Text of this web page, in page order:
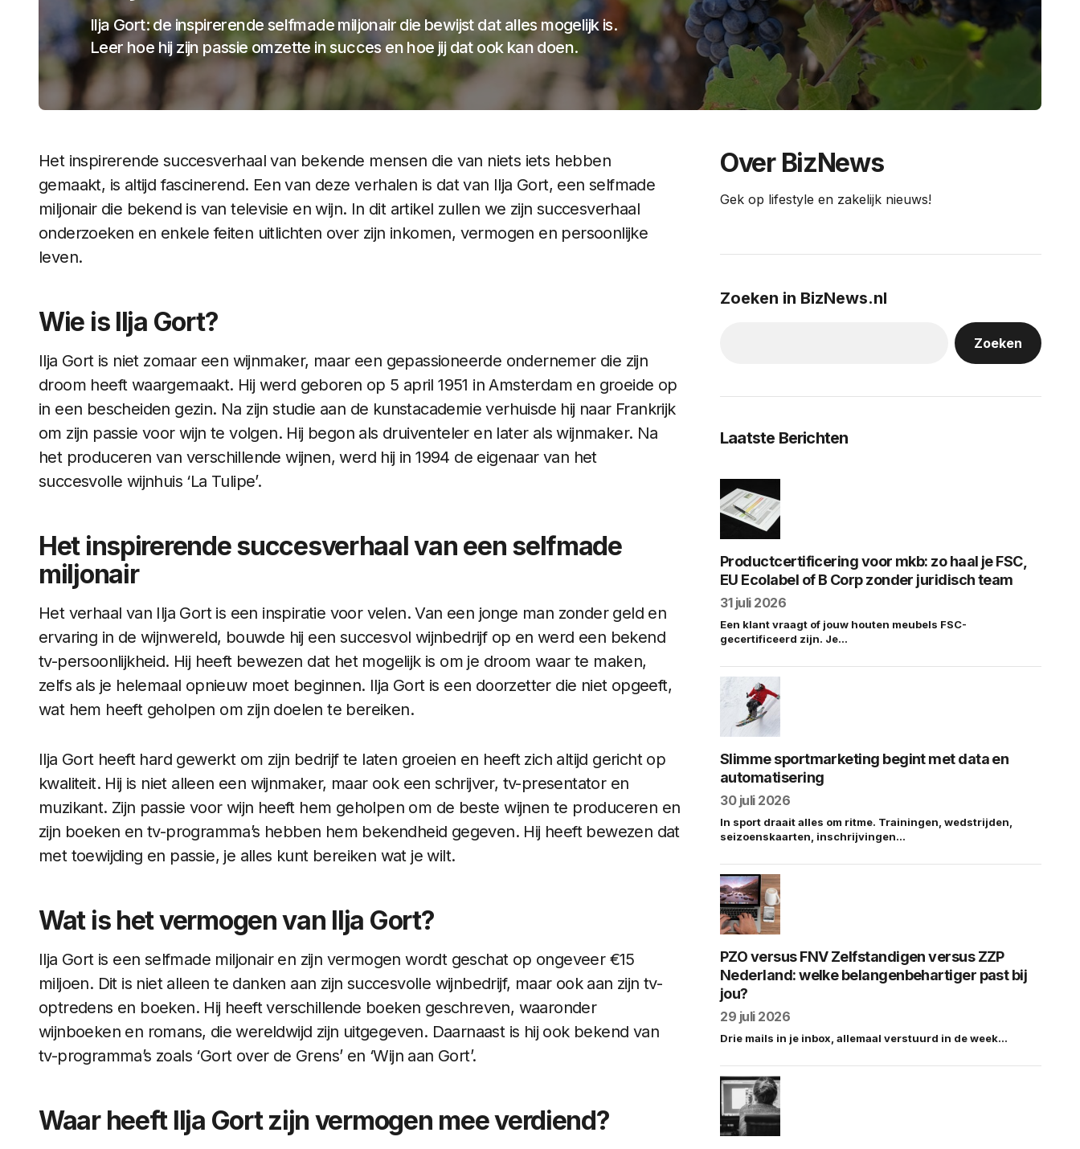
Ilja Gort: de inspirerende selfmade miljonair die bewijst dat alles mogelijk is.
Leer hoe hij zijn passie omzette in succes en hoe jij dat ook kan doen.
Het inspirerende succesverhaal van bekende mensen die van niets iets hebben
gemaakt, is altijd fascinerend. Een van deze verhalen is dat van Ilja Gort, een selfmade
miljonair die bekend is van televisie en wijn. In dit artikel zullen we zijn succesverhaal
onderzoeken en enkele feiten uitlichten over zijn inkomen, vermogen en persoonlijke
leven.
Wie is Ilja Gort?
Ilja Gort is niet zomaar een wijnmaker, maar een gepassioneerde ondernemer die zijn
droom heeft waargemaakt. Hij werd geboren op 5 april 1951 in Amsterdam en groeide op
in een bescheiden gezin. Na zijn studie aan de kunstacademie verhuisde hij naar Frankrijk
om zijn passie voor wijn te volgen. Hij begon als druiventeler en later als wijnmaker. Na
het produceren van verschillende wijnen, werd hij in 1994 de eigenaar van het
succesvolle wijnhuis ‘La Tulipe’.
Het inspirerende succesverhaal van een selfmade
miljonair
Het verhaal van Ilja Gort is een inspiratie voor velen. Van een jonge man zonder geld en
ervaring in de wijnwereld, bouwde hij een succesvol wijnbedrijf op en werd een bekend
tv-persoonlijkheid. Hij heeft bewezen dat het mogelijk is om je droom waar te maken,
zelfs als je helemaal opnieuw moet beginnen. Ilja Gort is een doorzetter die niet opgeeft,
wat hem heeft geholpen om zijn doelen te bereiken.
Ilja Gort heeft hard gewerkt om zijn bedrijf te laten groeien en heeft zich altijd gericht op
kwaliteit. Hij is niet alleen een wijnmaker, maar ook een schrijver, tv-presentator en
muzikant. Zijn passie voor wijn heeft hem geholpen om de beste wijnen te produceren en
zijn boeken en tv-programma’s hebben hem bekendheid gegeven. Hij heeft bewezen dat
met toewijding en passie, je alles kunt bereiken wat je wilt.
Wat is het vermogen van Ilja Gort?
Ilja Gort is een selfmade miljonair en zijn vermogen wordt geschat op ongeveer €15
miljoen. Dit is niet alleen te danken aan zijn succesvolle wijnbedrijf, maar ook aan zijn tv-
optredens en boeken. Hij heeft verschillende boeken geschreven, waaronder
wijnboeken en romans, die wereldwijd zijn uitgegeven. Daarnaast is hij ook bekend van
tv-programma’s zoals ‘Gort over de Grens’ en ‘Wijn aan Gort’.
Waar heeft Ilja Gort zijn vermogen mee verdiend?
Over BizNews
Gek op lifestyle en zakelijk nieuws!
Zoeken in BizNews.nl
Zoeken
Laatste Berichten
Productcertificering voor mkb: zo haal je FSC,
EU Ecolabel of B Corp zonder juridisch team
31 juli 2026
Een klant vraagt of jouw houten meubels FSC-
gecertificeerd zijn. Je…
Slimme sportmarketing begint met data en
automatisering
30 juli 2026
In sport draait alles om ritme. Trainingen, wedstrijden,
seizoenskaarten, inschrijvingen…
PZO versus FNV Zelfstandigen versus ZZP
Nederland: welke belangenbehartiger past bij
jou?
29 juli 2026
Drie mails in je inbox, allemaal verstuurd in de week…